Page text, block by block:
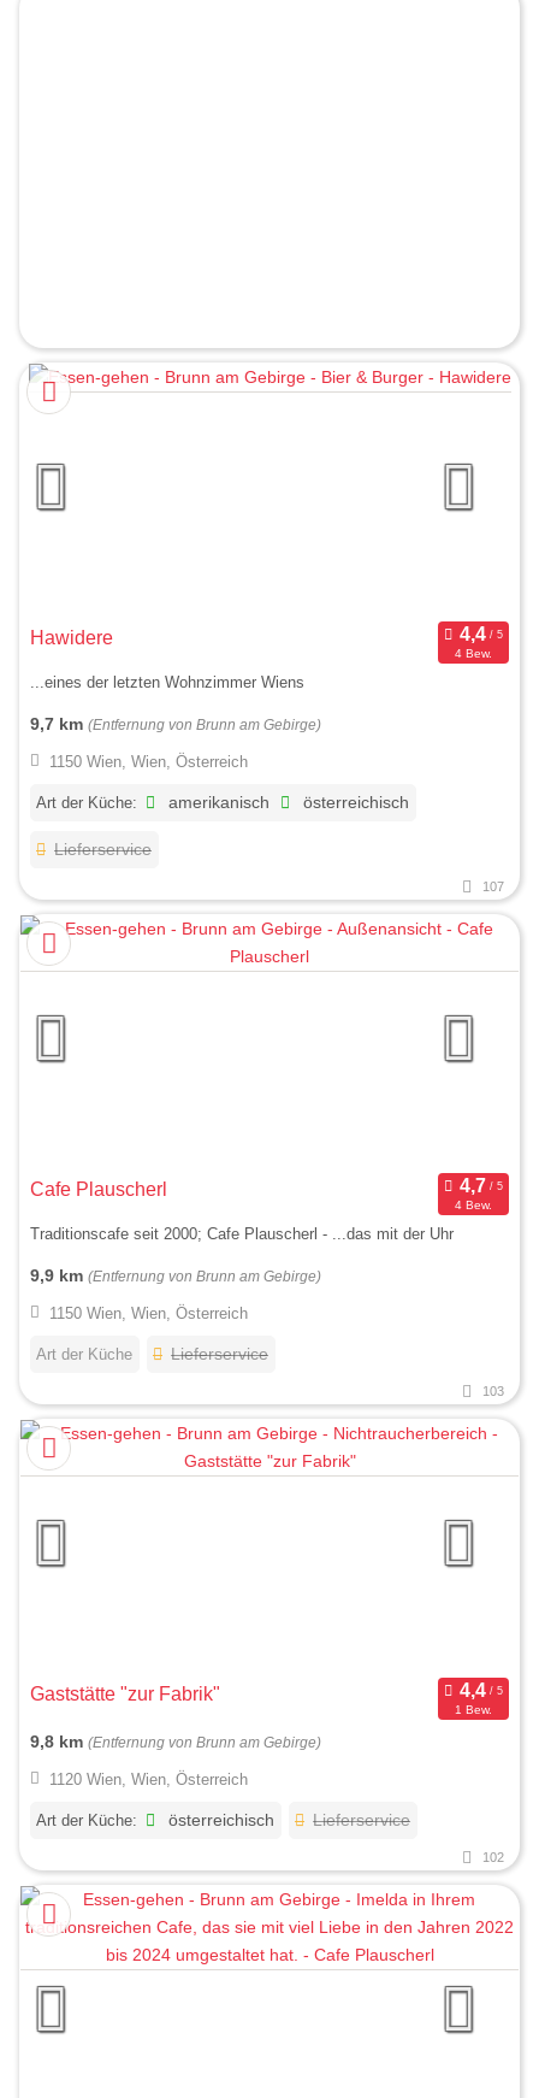
Hawidere
4 Bew.
...eines der letzten Wohnzimmer Wiens
9,7 km (Entfernung von Brunn am Gebirge)
1150 Wien, Wien, Österreich
Art der Küche: amerikanisch österreichisch
Lieferservice
107
Cafe Plauscherl
4 Bew.
Traditionscafe seit 2000; Cafe Plauscherl - ...das mit der Uhr
9,9 km (Entfernung von Brunn am Gebirge)
1150 Wien, Wien, Österreich
Art der Küche Lieferservice
103
Gaststätte "zur Fabrik"
1 Bew.
9,8 km (Entfernung von Brunn am Gebirge)
1120 Wien, Wien, Österreich
Art der Küche: österreichisch Lieferservice
102